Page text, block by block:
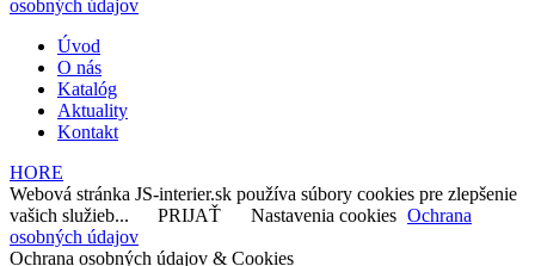
osobných údajov
Úvod
O nás
Katalóg
Aktuality
Kontakt
HORE
Webová stránka JS-interier.sk používa súbory cookies pre zlepšenie
vašich služieb...
PRIJAŤ Nastavenia cookies Ochrana
osobných údajov
Ochrana osobných údajov & Cookies